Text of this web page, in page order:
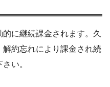
に継続課金されます。久
解約忘れにより課金され続
い。